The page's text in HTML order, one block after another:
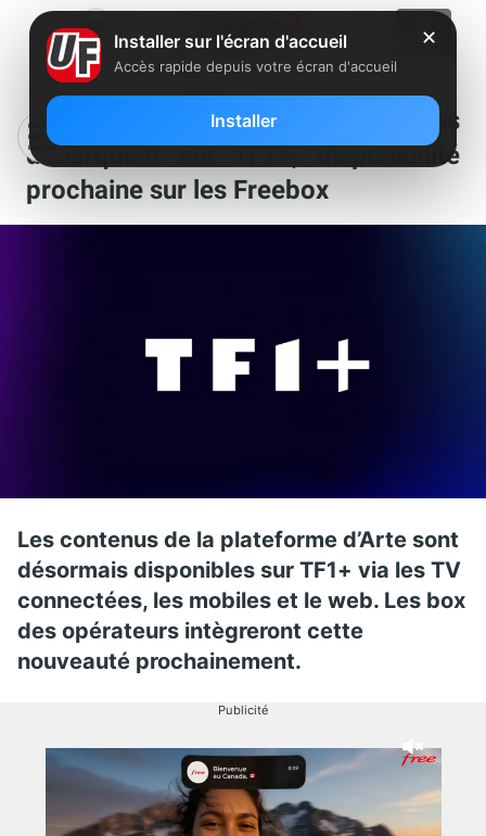
Arte et ses 2000 heures de contenus
débarquent sur TF1+, disponibilité
prochaine sur les Freebox
Les contenus de la plateforme d’Arte sont
désormais disponibles sur TF1+ via les TV
connectées, les mobiles et le web. Les box
des opérateurs intègreront cette
nouveauté prochainement.
Publicité
✕
Installer sur l'écran d'accueil
Accès rapide depuis votre écran d'accueil
Installer